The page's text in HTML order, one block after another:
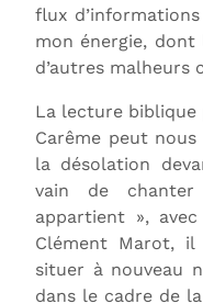
flux
mon énergie, dont
d’autres malheurs
La lecture biblique
Carême peut
la désolation
vain de
appartient »,
Clément Marot,
situer à nouveau
dans le cadre de